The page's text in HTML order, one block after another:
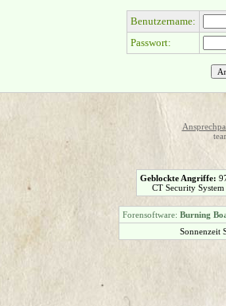
Benutzername:
Passwort:
Geblockte Angriffe:
CT Security
Forensoftware: Burning
Sonnenzeit